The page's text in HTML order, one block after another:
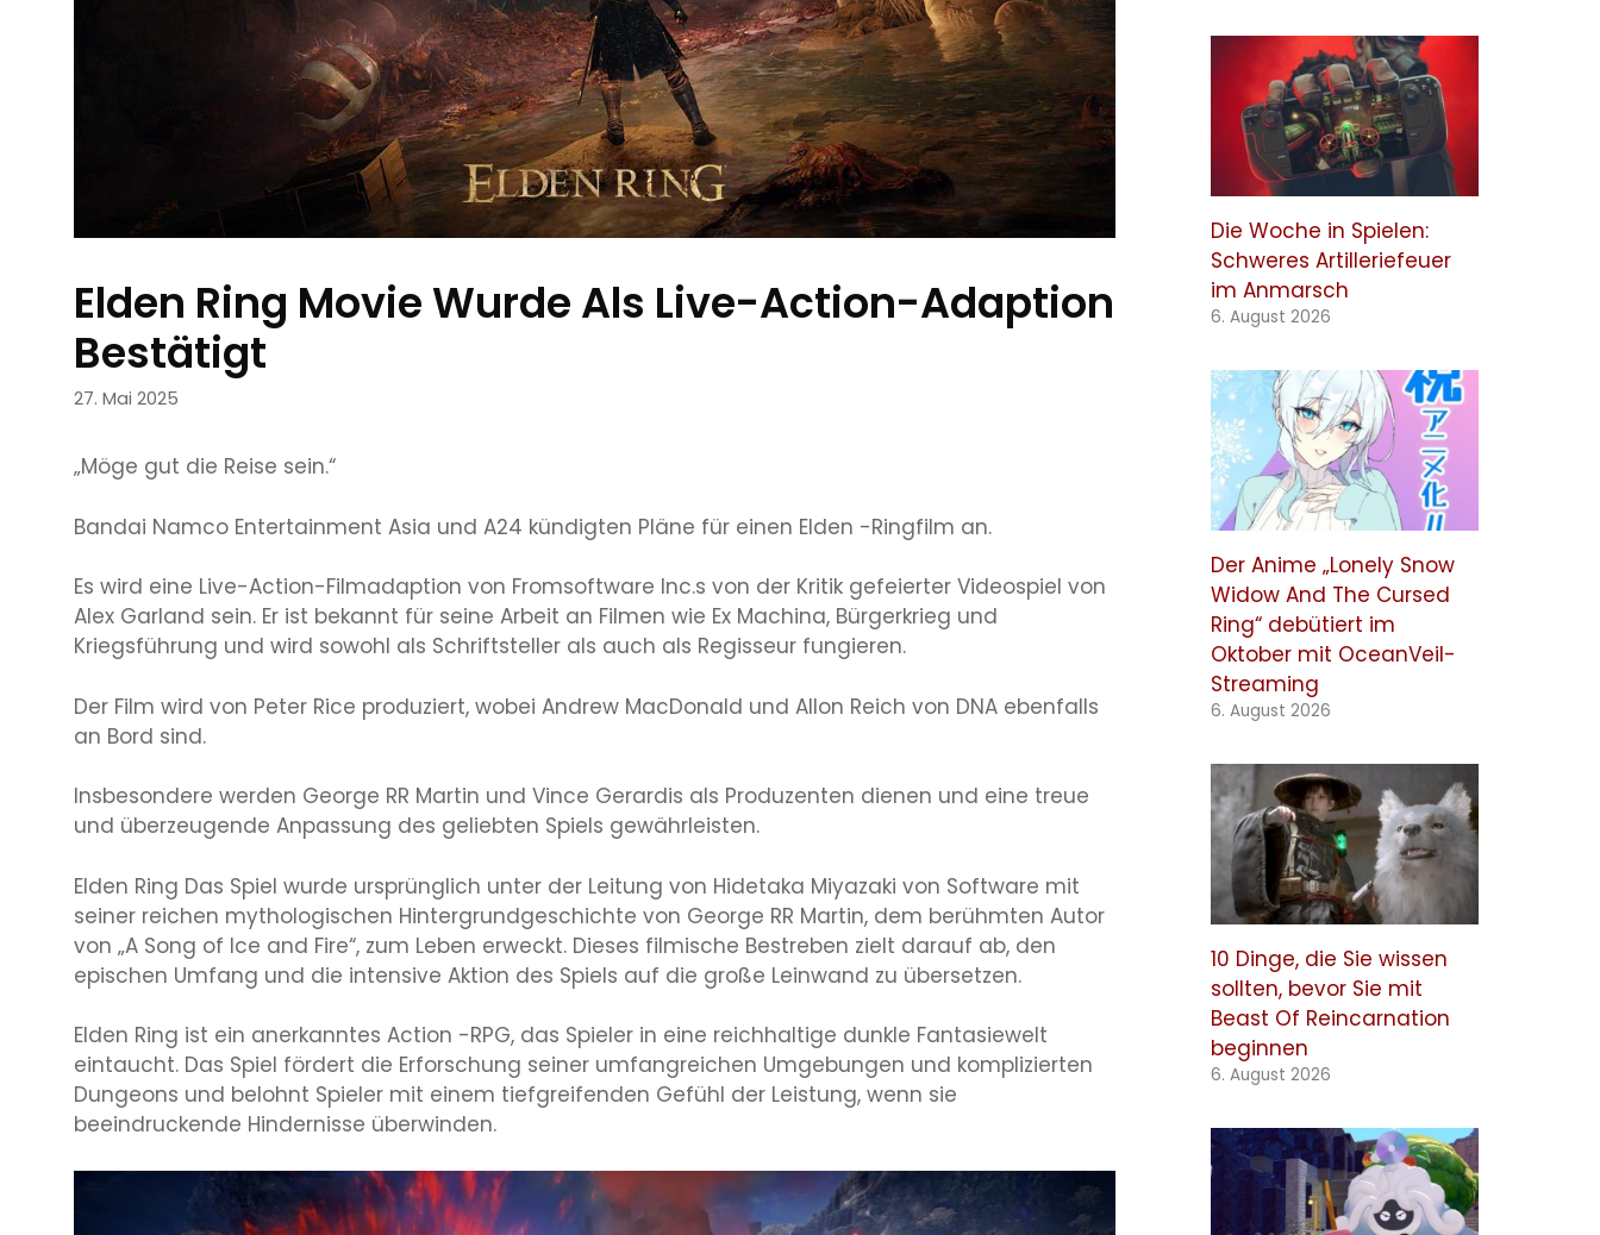
Elden Ring Movie Wurde Als Live-Action-Adaption
Bestätigt
27. Mai 2025
„Möge gut die Reise sein.“
Bandai Namco Entertainment Asia und A24 kündigten Pläne für einen Elden -Ringfilm an.
Es wird eine Live-Action-Filmadaption von Fromsoftware Inc.s von der Kritik gefeierter Videospiel von
Alex Garland sein. Er ist bekannt für seine Arbeit an Filmen wie Ex Machina, Bürgerkrieg und
Kriegsführung und wird sowohl als Schriftsteller als auch als Regisseur fungieren.
Der Film wird von Peter Rice produziert, wobei Andrew MacDonald und Allon Reich von DNA ebenfalls
an Bord sind.
Insbesondere werden George RR Martin und Vince Gerardis als Produzenten dienen und eine treue
und überzeugende Anpassung des geliebten Spiels gewährleisten.
Elden Ring Das Spiel wurde ursprünglich unter der Leitung von Hidetaka Miyazaki von Software mit
seiner reichen mythologischen Hintergrundgeschichte von George RR Martin, dem berühmten Autor
von „A Song of Ice and Fire“, zum Leben erweckt. Dieses filmische Bestreben zielt darauf ab, den
epischen Umfang und die intensive Aktion des Spiels auf die große Leinwand zu übersetzen.
Elden Ring ist ein anerkanntes Action -RPG, das Spieler in eine reichhaltige dunkle Fantasiewelt
eintaucht. Das Spiel fördert die Erforschung seiner umfangreichen Umgebungen und komplizierten
Dungeons und belohnt Spieler mit einem tiefgreifenden Gefühl der Leistung, wenn sie
beeindruckende Hindernisse überwinden.
Die Woche in Spielen:
Schweres Artilleriefeuer
im Anmarsch
6. August 2026
Der Anime „Lonely Snow
Widow And The Cursed
Ring“ debütiert im
Oktober mit OceanVeil-
Streaming
6. August 2026
10 Dinge, die Sie wissen
sollten, bevor Sie mit
Beast Of Reincarnation
beginnen
6. August 2026